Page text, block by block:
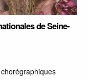
de Seine-